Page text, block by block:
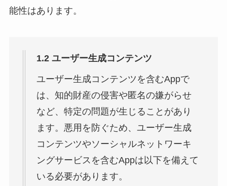
能性はあります。
1.2 ユーザー生成コンテンツ
ユーザー生成コンテンツを含むAppで
は、知的財産の侵害や匿名の嫌がらせ
など、特定の問題が生じることがあり
ます。悪用を防ぐため、ユーザー生成
コンテンツやソーシャルネットワーキ
ングサービスを含むAppは以下を備えて
いる必要があります。